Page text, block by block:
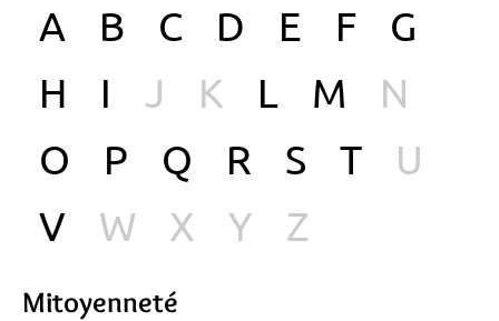
A B C D E F
G
H
I J K L M
N
O
P Q R S T
U
V
W X Y Z
Mitoyenneté